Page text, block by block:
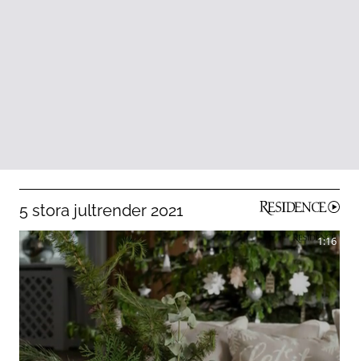
5 stora jultrender 2021
1:16